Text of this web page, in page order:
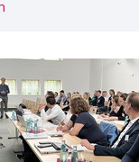
Exzellente